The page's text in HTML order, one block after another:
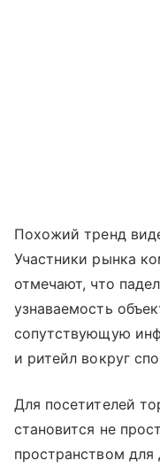
Похожий тренд
Участники рынка
отмечают, что
узнаваемость
сопутствующую
и ритейл вокруг
Для посетителей
становится не
пространством